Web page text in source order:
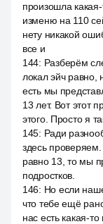
произошла
изменю на 110
нету никакой
все и
144: Разберём
локал эйч равно,
есть мы
13 лет. Вот этот
этого. Просто я
145: Ради
здесь
равно 13, то мы
подростков.
146: Но если
что тебе ещё
нас есть какая-